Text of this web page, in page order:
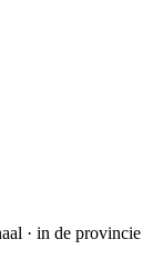
· in de provincie